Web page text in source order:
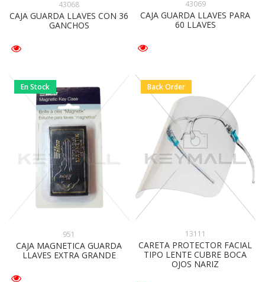
43068
CAJA GUARDA LLAVES CON 36
GANCHOS
43069
CAJA GUARDA LLAVES PARA
60 LLAVES
En Stock
951
CAJA MAGNETICA GUARDA
LLAVES EXTRA GRANDE
Back Order
13111
CARETA PROTECTOR FACIAL
TIPO LENTE CUBRE BOCA
OJOS NARIZ